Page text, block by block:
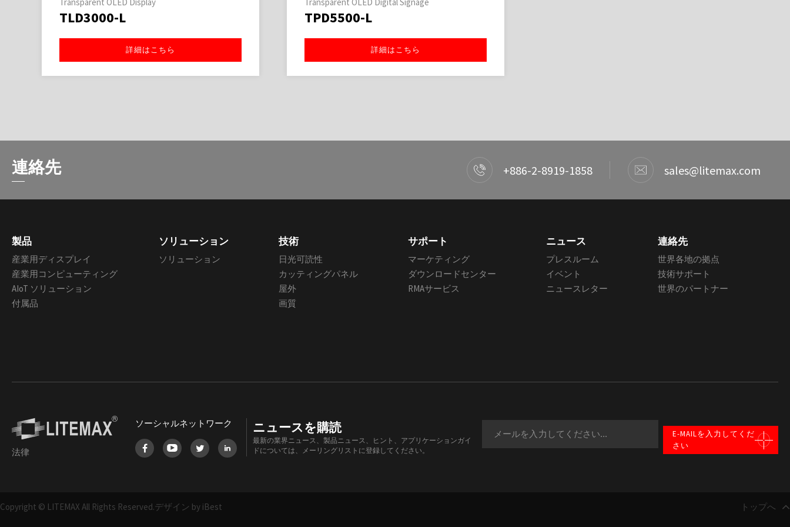
TLD3000-L
詳細はこちら
TPD5500-L
詳細はこちら
連絡先 +886-2-8919-1858 sales@litemax.com
製品
産業用ディスプレイ
産業用コンピューティング
AIoT ソリューション
付属品
ソリューション
ソリューション
技術
日光可読性
カッティングパネル
屋外
画質
サポート
マーケティング
ダウンロードセンター
RMAサービス
ニュース
プレスルーム
イベント
ニュースレター
連絡先
世界各地の拠点
技術サポート
世界のパートナー
法律
ソーシャルネットワーク ニュースを購読
最新の業界ニュース、製品ニュース、ヒント、アプリケーションガイ
ドについては、メーリングリストに登録してください。
E-MAILを入力してくだ
さい
Copyright © LITEMAX All Rights Reserved.デザイン by iBest トップへ